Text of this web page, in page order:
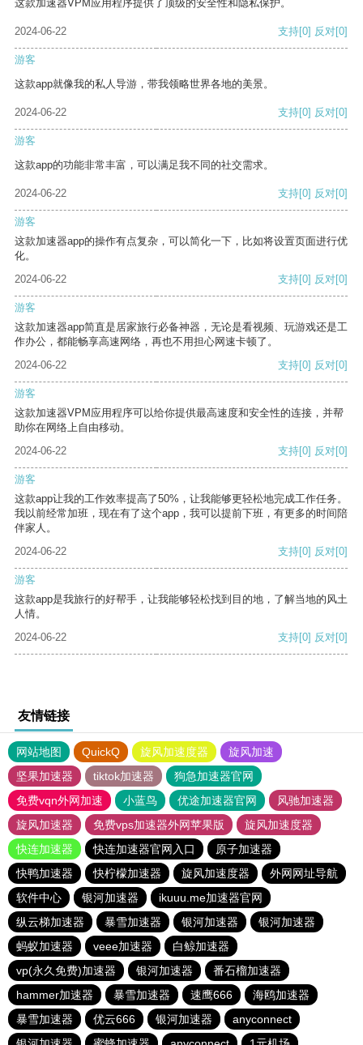
这款加速器VPM应用程序提供了顶级的安全性和隐私保护。
2024-06-22 支持[0] 反对[0]
游客
这款app就像我的私人导游，带我领略世界各地的美景。
2024-06-22 支持[0] 反对[0]
游客
这款app的功能非常丰富，可以满足我不同的社交需求。
2024-06-22 支持[0] 反对[0]
游客
这款加速器app的操作有点复杂，可以简化一下，比如将设置页面进行优
化。
2024-06-22
支持[0] 反对[0]
游客
这款加速器app简直是居家旅行必备神器，无论是看视频、玩游戏还是工
作办公，都能畅享高速网络，再也不用担心网速卡顿了。
2024-06-22
支持[0] 反对[0]
游客
这款加速器VPM应用程序可以给你提供最高速度和安全性的连接，并帮
助你在网络上自由移动。
2024-06-22
支持[0] 反对[0]
游客
这款app让我的工作效率提高了50%，让我能够更轻松地完成工作任务。
我以前经常加班，现在有了这个app，我可以提前下班，有更多的时间陪
伴家人。
2024-06-22
支持[0] 反对[0]
游客
这款app是我旅行的好帮手，让我能够轻松找到目的地，了解当地的风土
人情。
2024-06-22
支持[0] 反对[0]
友情链接
网站地图 QuickQ 旋风加速度器
旋风加速
坚果加速器
tiktok加速器
狗急加速器官网
免费vqn外网加速
小蓝鸟 优途加速器官网
风驰加速器
旋风加速器
免费vps加速器外网苹果版
旋风加速度器
快连加速器
快连加速器官网入口
原子加速器
快鸭加速器
快柠檬加速器 旋风加速度器
外网网址导航
软件中心
银河加速器
ikuuu.me加速器官网
纵云梯加速器
暴雪加速器 银河加速器
银河加速器
蚂蚁加速器
veee加速器
白鲸加速器
vp(永久免费)加速器
银河加速器
番石榴加速器
hammer加速器
暴雪加速器 速鹰666
海鸥加速器
暴雪加速器
优云666 银河加速器
anyconnect